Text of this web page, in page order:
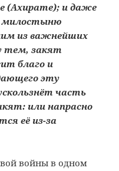
(Ахирате); и даже
милостыню
из важнейших
тем, закят
благо и
эту
часть
или напрасно
её из-за
войны в одном